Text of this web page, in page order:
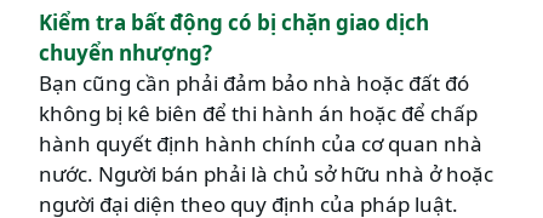
Kiểm tra bất động có bị chặn giao dịch
chuyển nhượng?
Bạn cũng cần phải đảm bảo nhà hoặc đất đó
không bị kê biên để thi hành án hoặc để chấp
hành quyết định hành chính của cơ quan nhà
nước. Người bán phải là chủ sở hữu nhà ở hoặc
người đại diện theo quy định của pháp luật.